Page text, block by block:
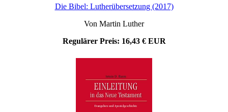
Die Bibel: Lutherübersetzung (2017)
Von Martin Luther
Regulärer Preis: 16,43 € EUR